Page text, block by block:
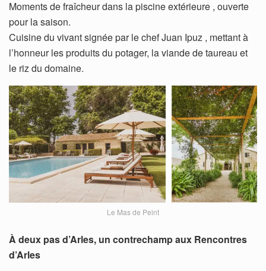
Moments de fraîcheur dans la piscine extérieure , ouverte
pour la saison.
Cuisine du vivant signée par le chef Juan Ipuz , mettant à
l’honneur les produits du potager, la viande de taureau et
le riz du domaine.
Le Mas de Peint
À deux pas d’Arles, un contrechamp aux Rencontres
d’Arles